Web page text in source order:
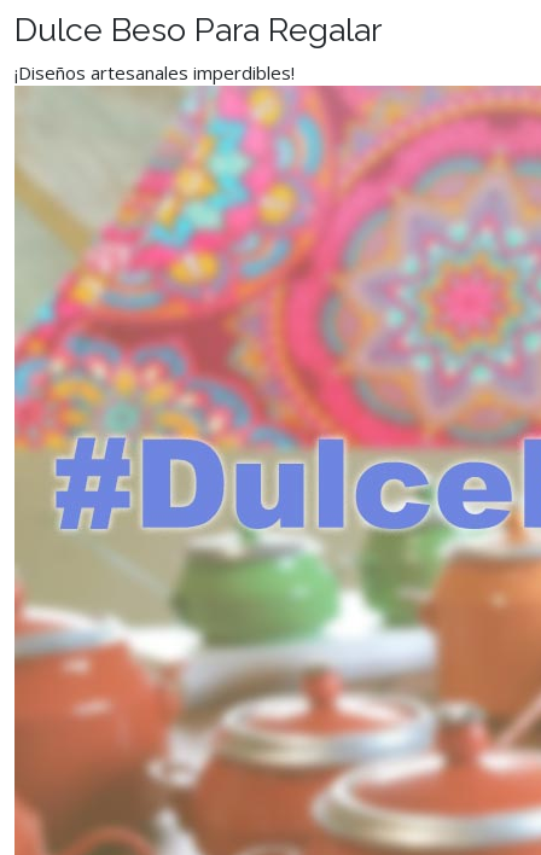
Dulce Beso Para Regalar
¡Diseños artesanales imperdibles!